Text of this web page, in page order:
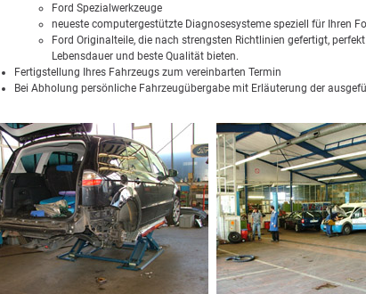
Ford Spezialwerkzeuge
neueste computergestützte Diagnosesysteme speziell für Ihren
Ford Originalteile, die nach strengsten Richtlinien gefertigt,
Lebensdauer und beste Qualität bieten.
Fertigstellung Ihres Fahrzeugs zum vereinbarten Termin
Bei Abholung persönliche Fahrzeugübergabe mit Erläuterung der